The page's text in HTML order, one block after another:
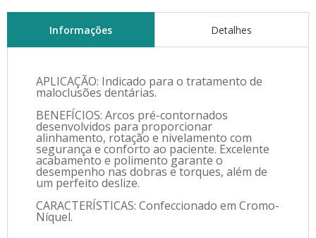
Informações Detalhes
APLICAÇÃO: Indicado para o tratamento de
maloclusões dentárias.
BENEFÍCIOS: Arcos pré-contornados
desenvolvidos para proporcionar
alinhamento, rotação e nivelamento com
segurança e conforto ao paciente. Excelente
acabamento e polimento garante o
desempenho nas dobras e torques, além de
um perfeito deslize.
CARACTERÍSTICAS: Confeccionado em Cromo-
Níquel.